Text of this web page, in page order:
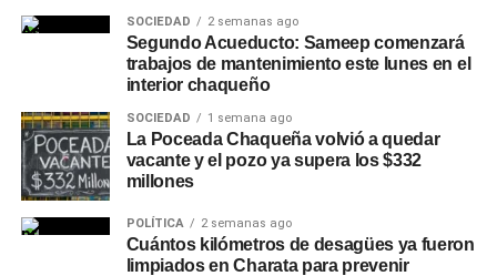
SOCIEDAD 2 semanas ago
Segundo Acueducto: Sameep comenzará
trabajos de mantenimiento este lunes en el
interior chaqueño
SOCIEDAD 1 semana ago
La Poceada Chaqueña volvió a quedar
vacante y el pozo ya supera los $332
millones
POLÍTICA 2 semanas ago
Cuántos kilómetros de desagües ya fueron
limpiados en Charata para prevenir